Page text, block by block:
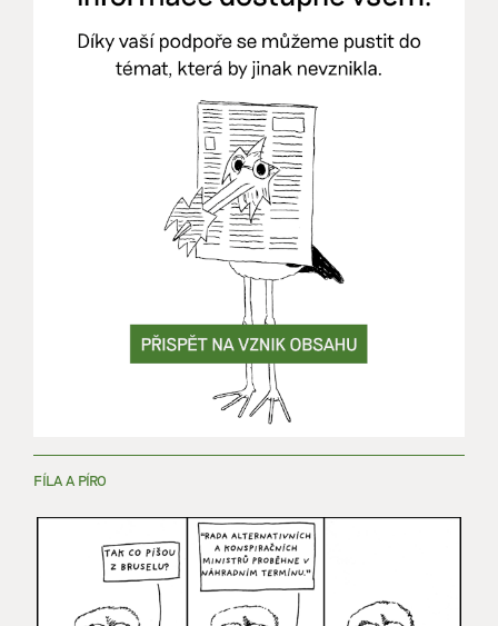
FÍLA A PÍRO